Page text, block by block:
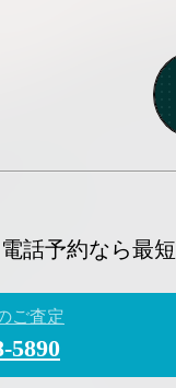
電話予約なら最短
ご査定
5890